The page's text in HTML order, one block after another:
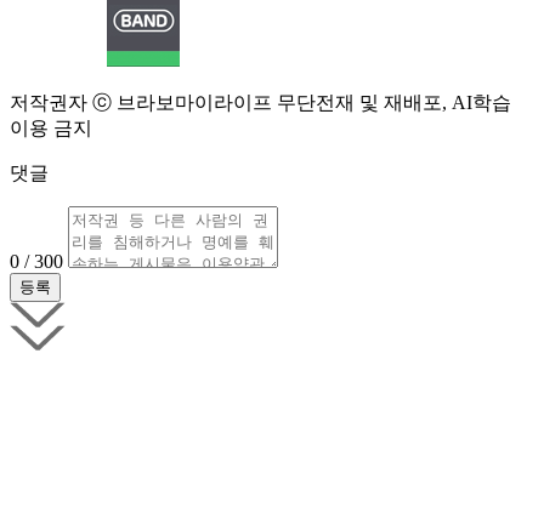
저작권자 ⓒ 브라보마이라이프 무단전재 및 재배포, AI학습
이용 금지
댓글
0 / 300